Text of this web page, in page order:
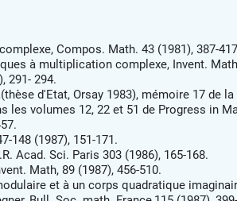
Compos. Math. 43 (1981), 387-
à multiplication complexe, Invent.
291- 294.
d'Etat, Orsay 1983), mémoire 17 de
les volumes 12, 22 et 51 de Progress in
148 (1987), 151-171.
Acad. Sci. Paris 303 (1986), 165-168.
Math, 89 (1987), 456-510.
et à un corps quadratique